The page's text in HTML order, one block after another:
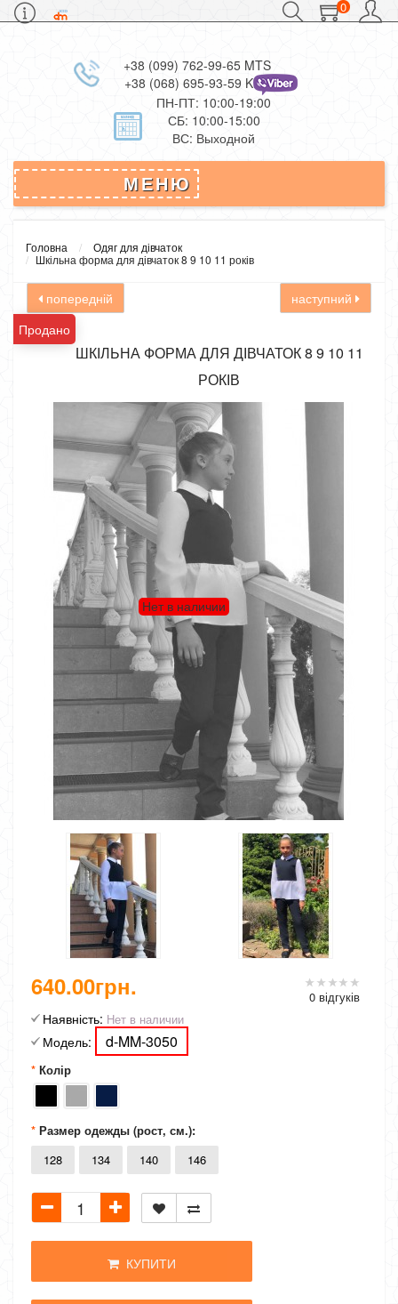
0
+38 (099) 762-99-65 MTS
+38 (068) 695-93-59 Kievstar
ПН-ПТ: 10:00-19:00
СБ: 10:00-15:00
ВС: Выходной
МЕНЮ
Головна
Одяг для дівчаток
Шкільна форма для дівчаток 8 9 10 11 років
попередній
наступний
Продано
ШКІЛЬНА ФОРМА ДЛЯ ДІВЧАТОК 8 9 10 11
РОКІВ
Нет в наличии
0 відгуків
640.00грн.
Наявність: Нет в наличии
Модель: d-MM-3050
Колір
Размер одежды (рост, см.):
128
134 140 146
КУПИТИ